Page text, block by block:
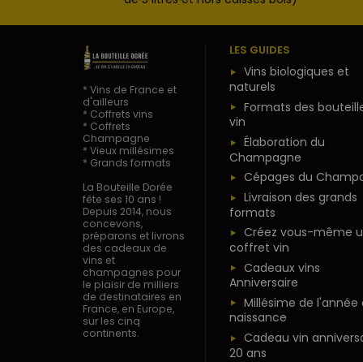
* Vins de France et
d'ailleurs
* Coffrets vins
* Coffrets
Champagne
* Vieux millésimes
* Grands formats
La Bouteille Dorée
fête ses 10 ans !
Depuis 2014, nous
concevons,
préparons et livrons
des cadeaux de
vins et
champagnes pour
le plaisir de milliers
de destinataires en
France, en Europe,
sur les cinq
continents.
LES GUIDES
Vins biologiques et
naturels
Formats des
vin
Élaboration du
Champagne
Cépages du
Livraison des grands
formats
Créez vous-même
coffret vin
Cadeaux vins
Anniversaire
Millésime de l'année
naissance
Cadeau vin
20 ans